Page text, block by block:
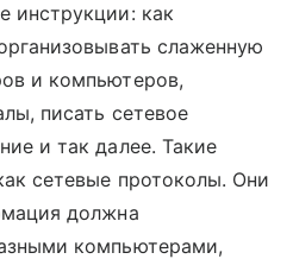
инструкции: как
слаженную
и компьютеров,
писать сетевое
и так далее. Такие
сетевые протоколы. Они
должна
компьютерами,